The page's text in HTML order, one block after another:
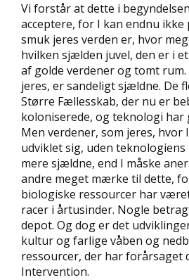
Vi forstår at dette i
acceptere, for I kan endnu
smuk jeres verden er, hvor
hvilken sjælden juvel, den er i
af golde verdener og tomt rum.
jeres, er sandeligt sjældne. De
Større Fællesskab, der nu er
koloniserede, og teknologi har
Men verdener, som jeres,
udviklet sig, uden
mere sjældne, end I måske
andre meget mærke til dette,
biologiske ressourcer har
racer i årtusinder. Nogle
depot. Og dog er det
kultur og farlige våben og
ressourcer, der har forårsaget
Intervention.